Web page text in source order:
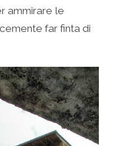
ammirare le
far finta di